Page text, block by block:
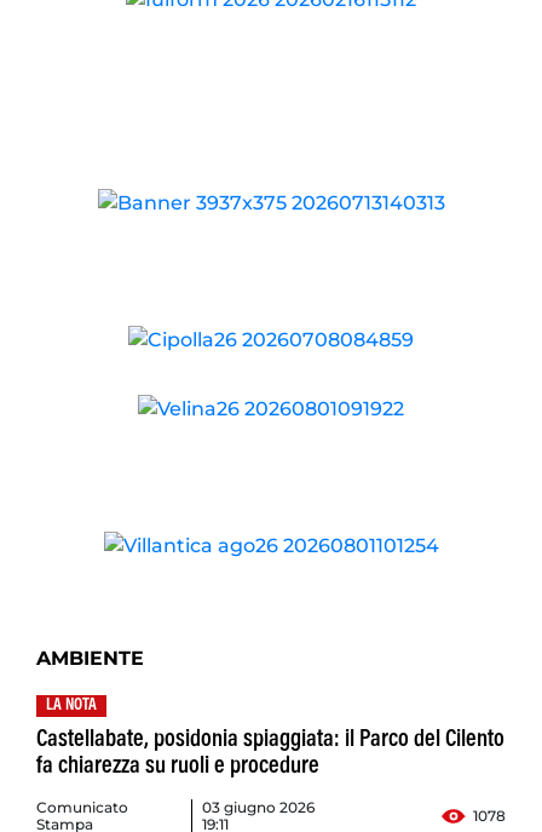
AMBIENTE
LA NOTA
Castellabate, posidonia spiaggiata: il Parco del Cilento
fa chiarezza su ruoli e procedure
Comunicato
Stampa
03 giugno 2026
19:11
1078